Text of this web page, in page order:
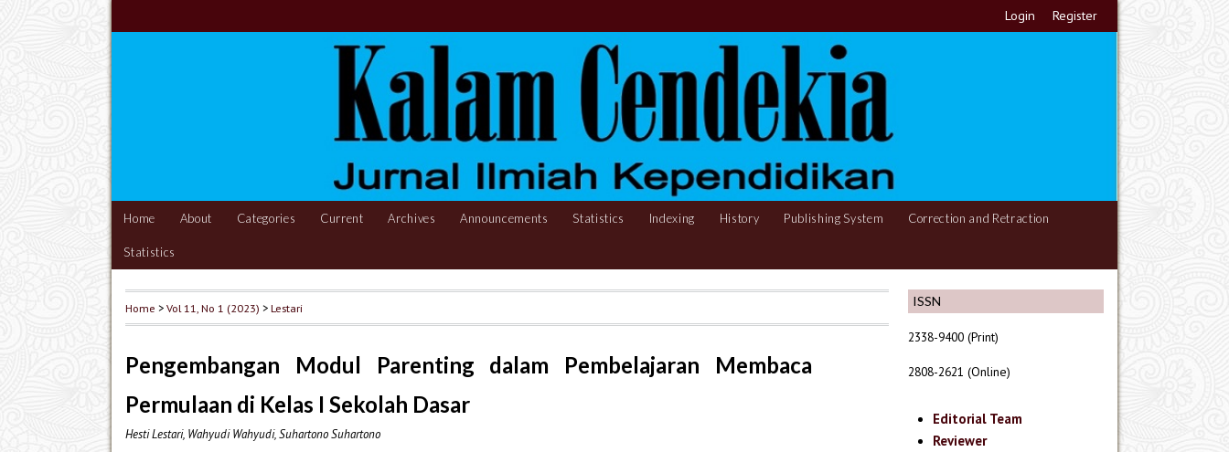
Login Register
Home About Categories Current Archives Announcements Statistics Indexing History Publishing System Correction and Retraction
Statistics
ISSN
2338-9400 (Print)
2808-2621 (Online)
Editorial Team
Reviewer
Home >Vol 11, No 1 (2023) >Lestari
Pengembangan Modul Parenting dalam Pembelajaran Membaca
Permulaan di Kelas I Sekolah Dasar
Hesti Lestari, Wahyudi Wahyudi, Suhartono Suhartono